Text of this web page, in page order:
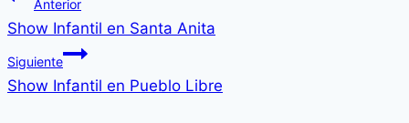
Anterior
Show Infantil en Santa Anita
Siguiente
Show Infantil en Pueblo Libre